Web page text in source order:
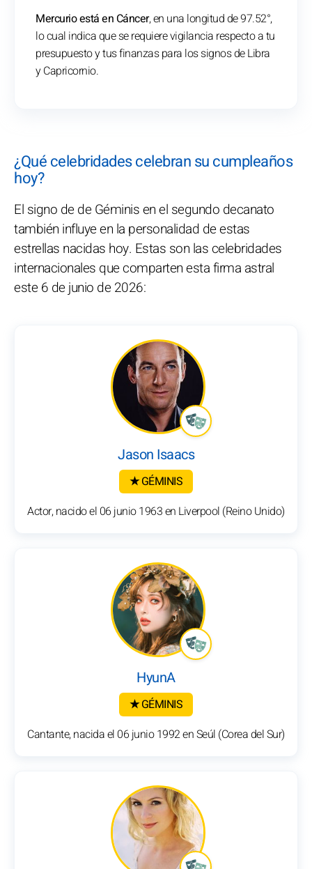
Mercurio está en Cáncer, en una longitud de 97.52°,
lo cual indica que se requiere vigilancia respecto a tu
presupuesto y tus finanzas para los signos de Libra
y Capricornio.
¿Qué celebridades celebran su cumpleaños
hoy?
El signo de de Géminis en el segundo decanato
también influye en la personalidad de estas
estrellas nacidas hoy. Estas son las celebridades
internacionales que comparten esta firma astral
este 6 de junio de 2026:
Jason Isaacs
★ GÉMINIS
Actor, nacido el 06 junio 1963 en Liverpool (Reino Unido)
HyunA
★ GÉMINIS
Cantante, nacida el 06 junio 1992 en Seúl (Corea del Sur)